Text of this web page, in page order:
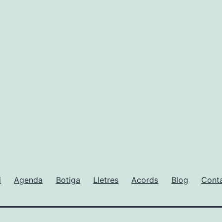
Agenda Botiga Lletres Acords Blog